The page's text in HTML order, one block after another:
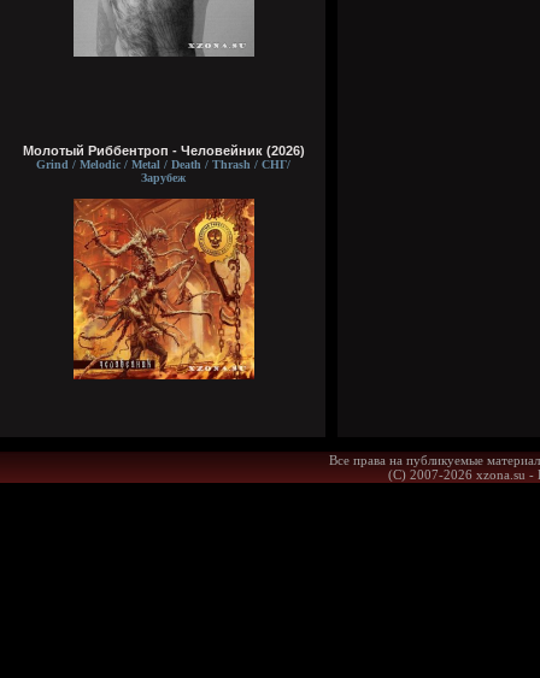
Молотый Риббентроп - Человейник (2026)
Grind / Melodic / Metal / Death / Thrash / СНГ/
Зарубеж
Все права на публикуемые
(С) 2007-2026 xzona.su -